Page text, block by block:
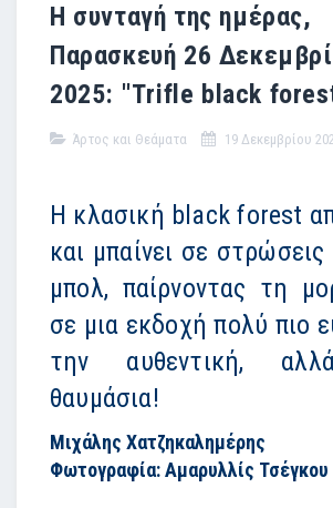
Η συνταγή της ημέρας,
Παρασκευή 26
2025: ''Τrifle black
Άρτος και Θεάματα 19 Δεκεμβρίου
Η κλασική black forest
και μπαίνει σε
μπολ, παίρνοντας τη
σε μια εκδοχή πολύ πιο
την αυθεντική,
θαυμάσια!
Μιχάλης Χατζηκαλημέρης
Φωτογραφία: Αμαρυλλίς Τσέγκου